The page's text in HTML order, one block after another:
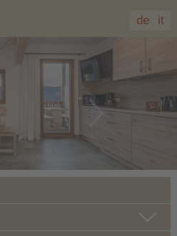
de it